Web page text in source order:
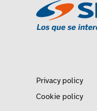
Privacy policy
Cookie policy